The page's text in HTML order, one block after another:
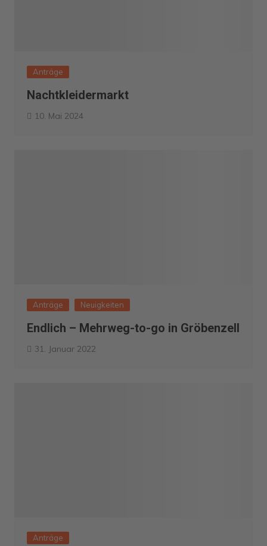
Anträge
Nachtkleidermarkt
10. Mai 2024
Anträge Neuigkeiten
Endlich – Mehrweg-to-go in Gröbenzell
31. Januar 2022
Anträge